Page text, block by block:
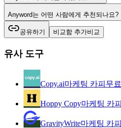
Anyword는 어떤 사람에게 추천되나요?
공유하기 비교함 추가비교
유사 도구
Copy.ai마케팅 카피 무료
Hoppy Copy마케팅 카피
GravityWrite마케팅 카피